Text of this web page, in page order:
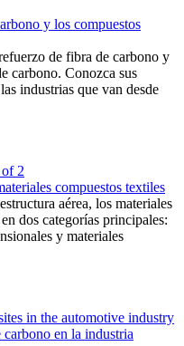
y los compuestos
de fibra de carbono y
carbono. Conozca sus
industrias que van desde
compuestos textiles
aérea, los materiales
dos categorías principales:
y materiales
en la industria